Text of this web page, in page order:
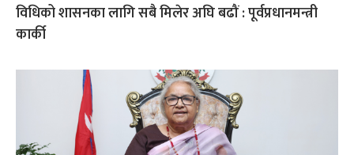
विधिको शासनका लागि सबै मिलेर अघि बढौं : पूर्वप्रधानमन्त्री
कार्की